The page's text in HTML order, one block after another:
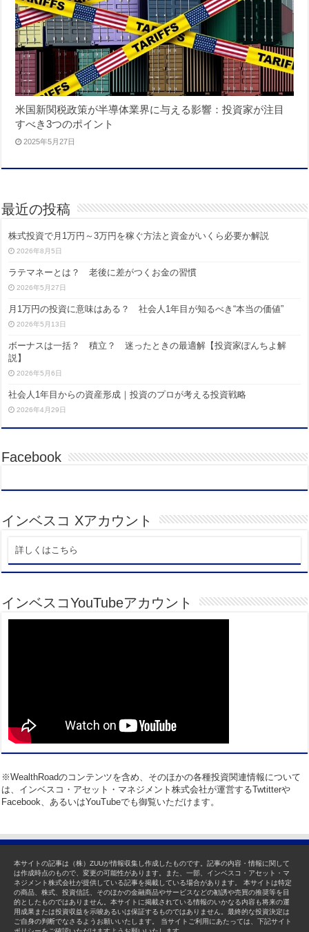
米国新関税政策が半導体業界に与える影響：投資家が注目
すべき3つのポイント
2025年5月27日
最近の投稿
株式投資で月1万円～3万円を稼ぐ方法と資金がいくら必要か解説
2026年8月5日
ラテマネーとは？ 老後に差がつくお金の習慣
2026年5月27日
月1万円の投資に意味はある？ 社会人1年目が知るべき“本当の価値”
2026年5月13日
ボーナスは一括？ 積立？ 迷ったときの最適解【投資家ぽんちよ解
説】
2026年5月6日
社会人1年目からの資産形成｜投資のプロが考える投資戦略
2026年4月29日
Facebook
インベスコ Xアカウント
詳しくはこちら
インベスコYouTubeアカウント
※WealthRoadのコンテンツを含め、そのほかの各種投資関連情報について
は、インベスコ・アセット・マネジメント株式会社が運営するTwtitterや
Facebook、あるいはYouTubeでも御覧いただけます。
本サイトの記事は（株）ZUUが情報収集し作成したものです。記事の内容・情報に関して
は作成時点のもので、変更の可能性があります。また、一部、インベスコ・アセット・マ
ネジメント株式会社が提供している記事を掲載している場合があります。 本サイトは特定
の商品、株式、投資信託、そのほかの金融商品やサービスなどの勧誘や売買の推奨等を目
的としたものではありません。本サイトに掲載されている情報のいかなる内容も将来の運
用成果または投資収益を示唆あるいは保証するものではありません。最終的な投資決定は
ご自身の判断でなさるようお願いいたします。 当サイトご利用にあたっては、下記サイト